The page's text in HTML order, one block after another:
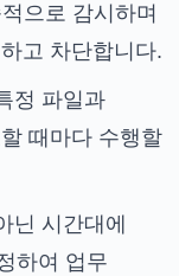
으로 감시하며
고 차단합니다.
정 파일과
때마다 수행할
닌 시간대에
하여 업무